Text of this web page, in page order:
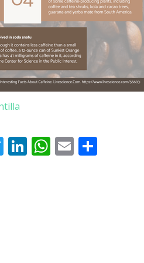
Twitter
LinkedIn
WhatsApp
Email